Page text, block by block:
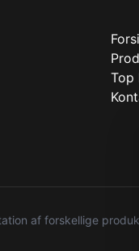
Top
af forskellige